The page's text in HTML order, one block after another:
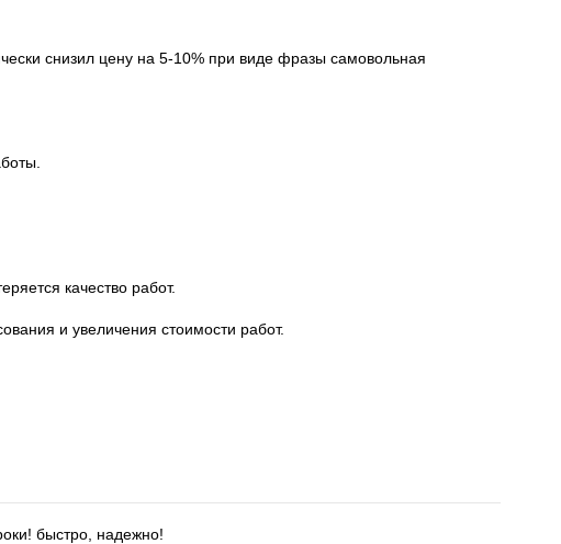
снизил цену на 5-10% при виде фразы самовольная
качество работ.
и увеличения стоимости работ.
быстро, надежно!